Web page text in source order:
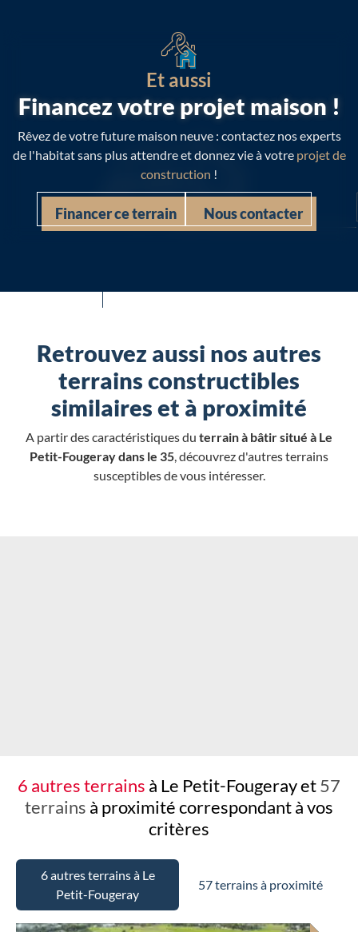
Et aussi
Financez votre projet maison !
Rêvez de votre future maison neuve : contactez nos experts
de l'habitat sans plus attendre et donnez vie à votre projet de
construction !
Financer ce terrain Nous contacter
Retrouvez aussi nos autres
terrains constructibles
similaires et à proximité
A partir des caractéristiques du terrain à bâtir situé à Le
Petit-Fougeray dans le 35, découvrez d'autres terrains
susceptibles de vous intéresser.
6 autres terrains à Le Petit-Fougeray et57
terrains à proximitécorrespondant à vos
critères
6 autres terrains à Le
Petit-Fougeray
57 terrains à proximité